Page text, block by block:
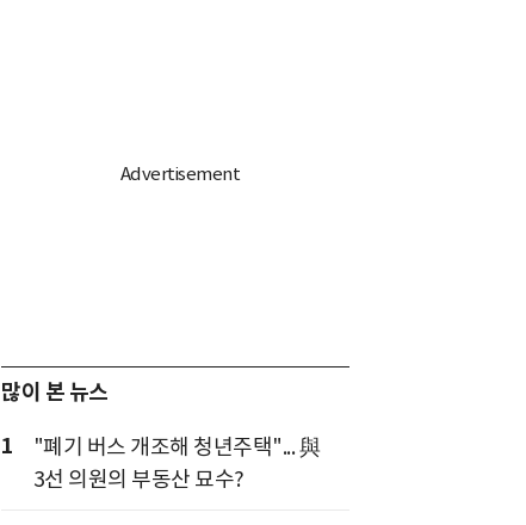
많이 본 뉴스
1
"폐기 버스 개조해 청년주택"... 與
3선 의원의 부동산 묘수?